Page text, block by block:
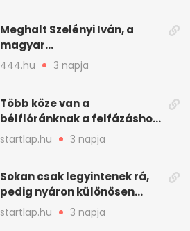
Meghalt Szelényi Iván, a
magyar
társadalomtudomány
meghatározó alakja
444.hu 3 napja
Több köze van a
bélflóránknak a felfázáshoz,
mint hinnénk – Így védhetjük
nyáron a húgyutakat (x)
startlap.hu 3 napja
Sokan csak legyintenek rá,
pedig nyáron különösen
gyakran jelentkezik ez a
kellemetlen betegség
startlap.hu 3 napja